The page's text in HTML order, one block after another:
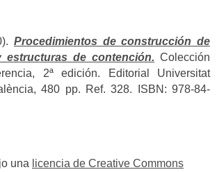
Procedimientos de construcción de
estructuras de contención. Colección
2ª edición. Editorial Universitat
480 pp. Ref. 328. ISBN: 978-84-
una licencia de Creative Commons